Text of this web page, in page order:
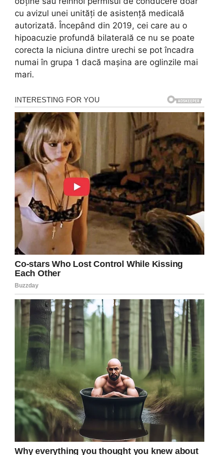
cu avizul unei unități de asistență medicală
autorizată. Începând din 2019, cei care au o
hipoacuzie profundă bilaterală ce nu se poate
corecta la niciuna dintre urechi se pot încadra
numai în grupa 1 dacă mașina are oglinzile mai
mari.